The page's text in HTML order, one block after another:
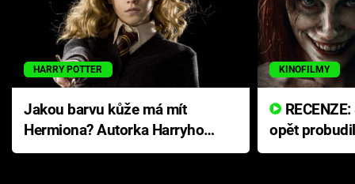
HARRY POTTER
Jakou barvu kůže má mít
Hermiona? Autorka Harryho
Pottera přišla s ráznou
KINOFILMY
opět
přichází s